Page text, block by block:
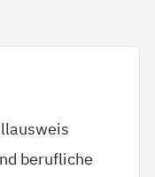
berufliche